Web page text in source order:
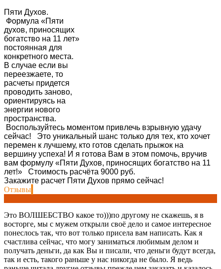
Пяти Духов.
Формула «Пяти
духов, приносящих
богатство на 11 лет»
постоянная для
конкретного места.
В случае если вы
переезжаете, то
расчеты придется
проводить заново,
ориентируясь на
энергии нового
пространства.
Воспользуйтесь моментом привлечь взрывную удачу
сейчас! Это уникальный шанс только для тех, кто хочет
перемен к лучшему, кто готов сделать прыжок на
вершину успеха! И я готова Вам в этом помочь, вручив
вам формулу «Пяти Духов, приносящих богатство на 11
лет!» Стоимость расчёта 9000 руб.
Закажите расчет Пяти Духов прямо сейчас!
Отзывы
Это ВОЛШЕБСТВО какое то)))по другому не скажешь, я в
восторге, мы с мужем открыли своё дело и самое интересное
понеслось так, что вот только присела вам написать. Как я
счастлива сейчас, что могу заниматься любимым делом и
получать деньги, да как Вы и писали, что деньги будут всегда,
так и есть, такого раньше у нас никогда не было. Я ведь